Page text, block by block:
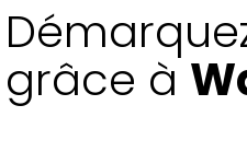
grâce à